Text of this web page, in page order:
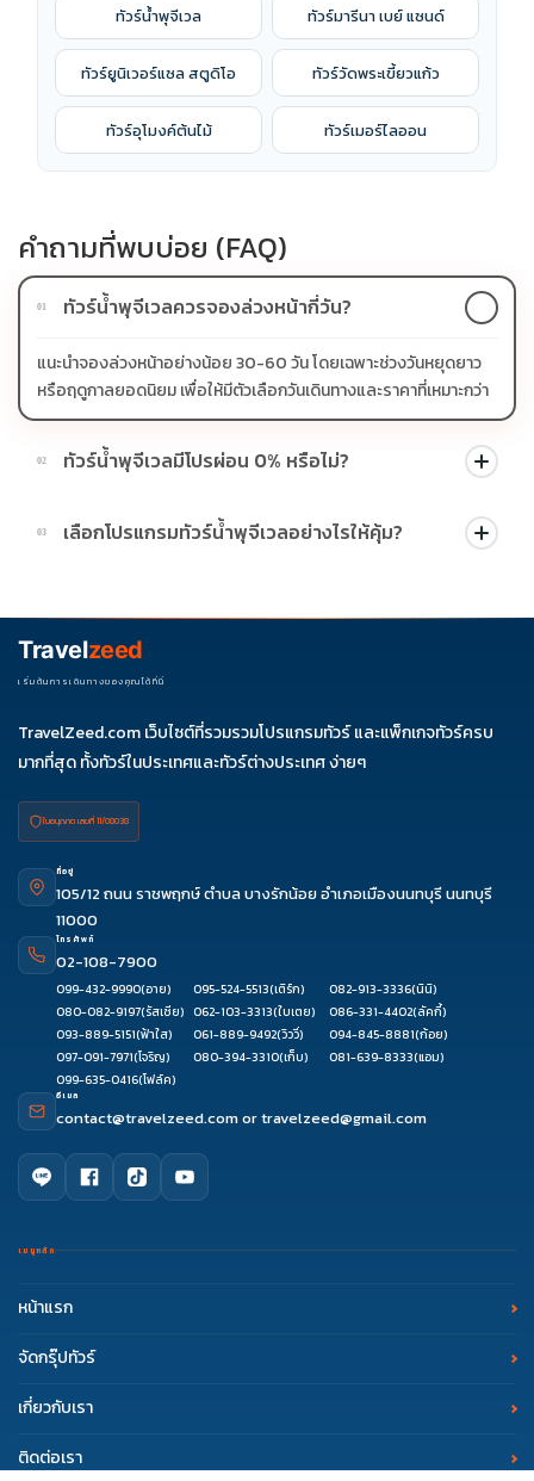
ทัวร์น้ำพุจีเวล ทัวร์มารีนา เบย์ แซนด์
ทัวร์ยูนิเวอร์แซล สตูดิโอ ทัวร์วัดพระเขี้ยวแก้ว
ทัวร์อุโมงค์ต้นไม้ ทัวร์เมอร์ไลออน
คำถามที่พบบ่อย (FAQ)
01 ทัวร์น้ำพุจีเวลควรจองล่วงหน้ากี่วัน?
แนะนำจองล่วงหน้าอย่างน้อย 30-60 วัน โดยเฉพาะช่วงวันหยุดยาว
หรือฤดูกาลยอดนิยม เพื่อให้มีตัวเลือกวันเดินทางและราคาที่เหมาะกว่า
02 ทัวร์น้ำพุจีเวลมีโปรผ่อน 0% หรือไม่?
บางโปรแกรมมีโปรผ่อน 0% หรือโปรโมชั่นบัตรเครดิตตามเงื่อนไขที่
บริษัทกำหนด สามารถดูสัญลักษณ์โปรโมชั่นในรายการทัวร์แต่ละ
03 เลือกโปรแกรมทัวร์น้ำพุจีเวลอย่างไรให้คุ้ม?
ช่วงราคา ไม่ควรเทียบจากราคาต่ำสุดเพียงอย่างเดียว
ดูรีวิว
Travelzeed
เริ่มต้นการเดินทางของคุณได้ที่นี่
TravelZeed.com เว็บไซต์ที่รวมรวมโปรแกรมทัวร์ และแพ็กเกจทัวร์ครบ
มากที่สุด ทั้งทัวร์ในประเทศและทัวร์ต่างประเทศ ง่ายๆ
ใบอนุญาต เลขที่ 11/08038
ที่อยู่
105/12 ถนน ราชพฤกษ์ ตำบล บางรักน้อย อำเภอเมืองนนทบุรี นนทบุรี
11000
โทรศัพท์
02-108-7900
099-432-9990(อาย) 095-524-5513(เติร์ก) 082-913-3336(นินิ)
080-082-9197(รัสเซีย) 062-103-3313(ใบเตย) 086-331-4402(ลัคกี้)
093-889-5151(ฟ้าใส) 061-889-9492(วิววี่) 094-845-8881(ก้อย)
097-091-7971(โจริญ) 080-394-3310(เก็บ) 081-639-8333(แอม)
099-635-0416(โฟล์ค)
อีเมล
contact@travelzeed.comortravelzeed@gmail.com
เมนูหลัก
หน้าแรก
จัดกรุ๊ปทัวร์
เกี่ยวกับเรา
ติดต่อเรา